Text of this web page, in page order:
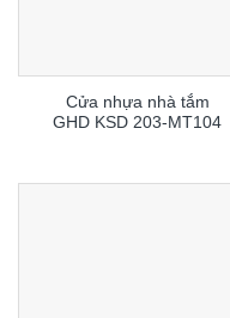
Cửa nhựa nhà tắm
GHD KSD 203-MT104